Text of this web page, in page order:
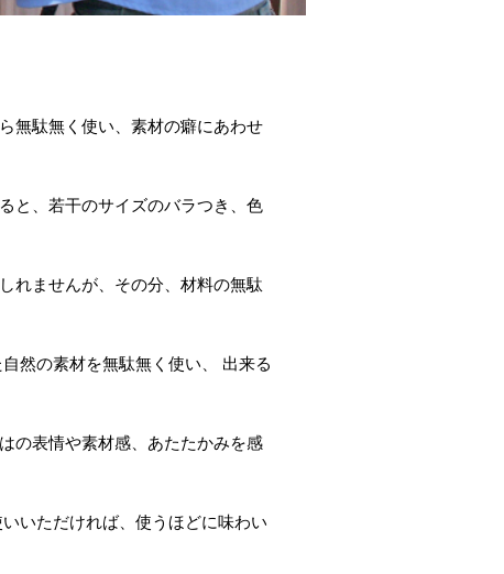
無駄無く使い、素材の癖にあわせ
と、若干のサイズのバラつき、色
れませんが、その分、材料の無駄
然の素材を無駄無く使い、 出来る
の表情や素材感、あたたかみを感
いただければ、使うほどに味わい